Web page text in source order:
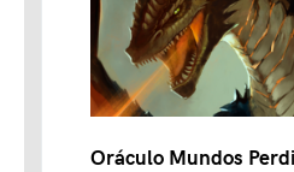
Oráculo Mundos